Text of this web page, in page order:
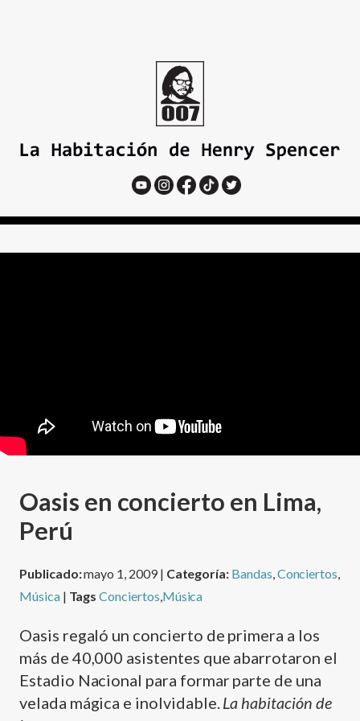
Oasis en concierto en Lima,
Perú
Publicado:mayo 1, 2009 | Categoría: Bandas Conciertos
Música| TagsConciertos Música
Oasis regaló un concierto de primera a los
más de 40,000 asistentes que abarrotaron el
Estadio Nacional para formar parte de una
velada mágica e inolvidable. La habitación de